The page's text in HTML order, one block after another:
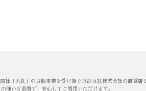
社「丸紅」の呉服事業を受け継ぐ京都丸紅株式会社の直営店
確かな品質で、安心してご利用いただけます。